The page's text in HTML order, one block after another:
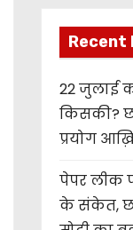
Recent
22 जुलाई
किसकी?
प्रयोग
पेपर लीक
के संकेत,